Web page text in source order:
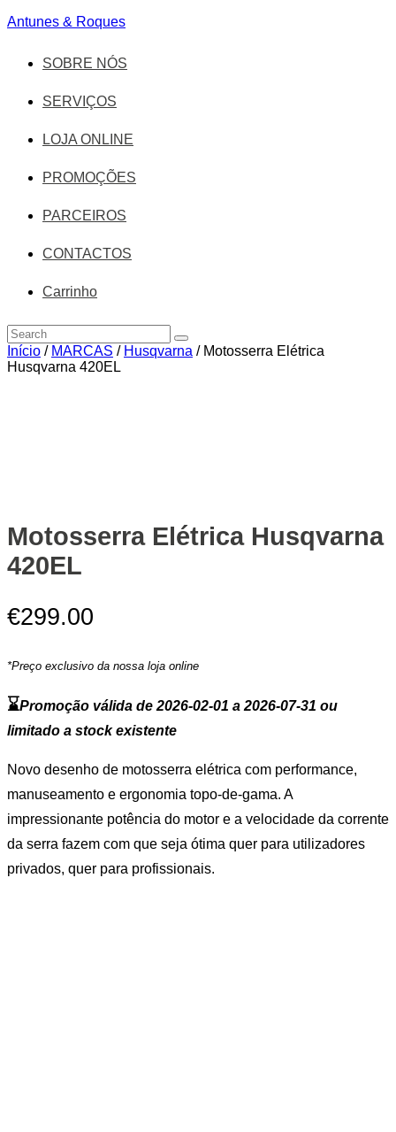
Antunes & Roques
SOBRE NÓS
SERVIÇOS
LOJA ONLINE
PROMOÇÕES
PARCEIROS
CONTACTOS
Carrinho
Início / MARCAS / Husqvarna / Motosserra Elétrica
Husqvarna 420EL
Motosserra Elétrica Husqvarna
420EL
€299.00
*Preço exclusivo da nossa loja online
⌛Promoção válida de 2026-02-01 a 2026-07-31 ou
limitado a stock existente
Novo desenho de motosserra elétrica com performance,
manuseamento e ergonomia topo-de-gama. A
impressionante potência do motor e a velocidade da corrente
da serra fazem com que seja ótima quer para utilizadores
privados, quer para profissionais.